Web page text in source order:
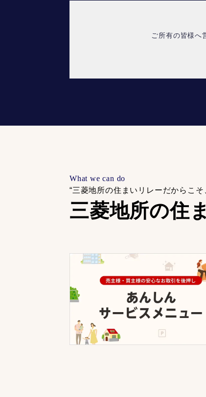
ご所有の皆様へ
What we can do
“三菱地所の住まいリレーだからこそ
三菱地所の住